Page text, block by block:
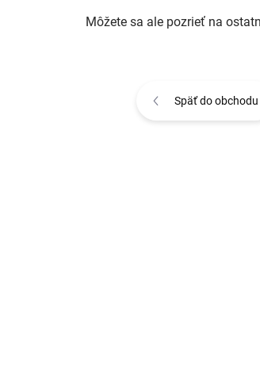
Môžete sa ale pozrieť na
Späť do obchodu